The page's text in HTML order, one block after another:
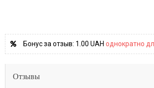
Бонус за отзыв: 1.00 UAH однократно
Отзывы